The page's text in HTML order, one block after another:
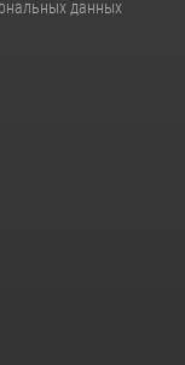
данных